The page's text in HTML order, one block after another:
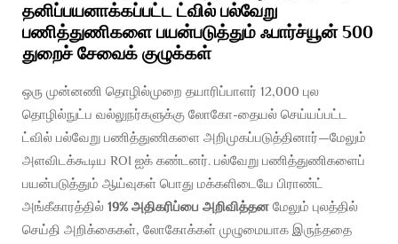
தனிப்பயனாக்கப்பட்ட ட்வில் பல்வேறு
பணித்துணிகளை பயன்படுத்தும் ஃபார்ச்யூன் 500
துறைச் சேவைக் குழுக்கள்
ஒரு முன்னணி தொழில்முறை தயாரிப்பாளர் 12,000 புல
தொழில்நுட்ப வல்லுநர்களுக்கு லோகோ-தையல் செய்யப்பட்ட
ட்வில் பல்வேறு பணித்துணிகளை அறிமுகப்படுத்தினார்—மேலும்
அளவிடக்கூடிய ROI ஐக் கண்டனர். பல்வேறு பணித்துணிகளைப்
பயன்படுத்தும் ஆய்வுகள் பொது மக்களிடையே பிராண்ட்
அங்கீகாரத்தில் 19% அதிகரிப்பை அறிவித்தன மேலும் புலத்தில்
செய்தி அறிக்கைகள், லோகோக்கள் முழுமையாக இருந்ததை